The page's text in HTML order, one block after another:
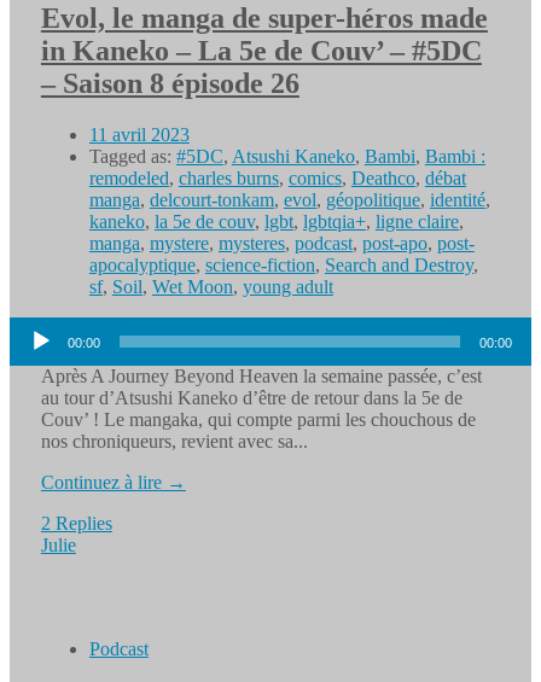
Evol, le manga de super-héros made
in Kaneko – La 5e de Couv’ – #5DC
– Saison 8 épisode 26
11 avril 2023
Tagged as: #5DC, Atsushi Kaneko, Bambi, Bambi :
remodeled, charles burns, comics, Deathco, débat
manga, delcourt-tonkam, evol, géopolitique, identité,
kaneko, la 5e de couv, lgbt, lgbtqia+, ligne claire,
manga, mystere, mysteres, podcast, post-apo, post-
apocalyptique, science-fiction, Search and Destroy,
sf, Soil, Wet Moon, young adult
Lecteur
audio
00:00 00:00
Après A Journey Beyond Heaven la semaine passée, c’est
au tour d’Atsushi Kaneko d’être de retour dans la 5e de
Couv’ ! Le mangaka, qui compte parmi les chouchous de
nos chroniqueurs, revient avec sa...
Continuez à lire →
2 Replies
Julie
Podcast